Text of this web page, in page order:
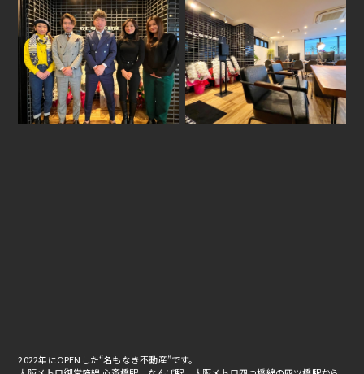
2022年にOPENした“名もなき不動産”です。